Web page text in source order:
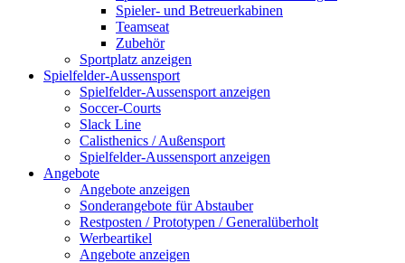
Spieler- und Betreuerkabinen
Teamseat
Zubehör
Sportplatz anzeigen
Spielfelder-Aussensport
Spielfelder-Aussensport anzeigen
Soccer-Courts
Slack Line
Calisthenics / Außensport
Spielfelder-Aussensport anzeigen
Angebote
Angebote anzeigen
Sonderangebote für Abstauber
Restposten / Prototypen / Generalüberholt
Werbeartikel
Angebote anzeigen